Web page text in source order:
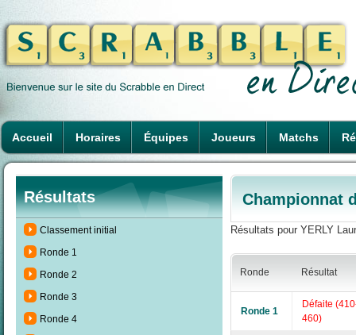
Accueil Horaires Équipes Joueurs Matchs
Résultats
Classement initial
Ronde 1
Ronde 2
Ronde 3
Ronde 4
Championnat
Résultats pour YERLY
Ronde Résultat
Ronde 1
Défaite
460)